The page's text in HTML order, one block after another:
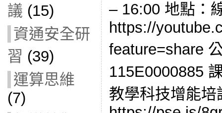
議 (15)
資通安全研
習 (39)
運算思維
(7)
– 16:00 地點：
https://
feature=share
115E0000885
教學科技增能